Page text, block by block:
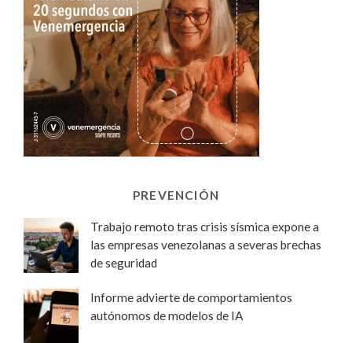
PREVENCIÓN
Trabajo remoto tras crisis sísmica expone a
las empresas venezolanas a severas brechas
de seguridad
Informe advierte de comportamientos
autónomos de modelos de IA